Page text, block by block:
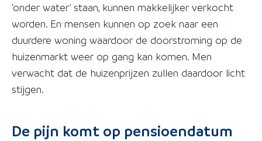
‘onder water’ staan, kunnen makkelijker verkocht
worden. En mensen kunnen op zoek naar een
duurdere woning waardoor de doorstroming op de
huizenmarkt weer op gang kan komen. Men
verwacht dat de huizenprijzen zullen daardoor licht
stijgen.
De pijn komt op pensioendatum